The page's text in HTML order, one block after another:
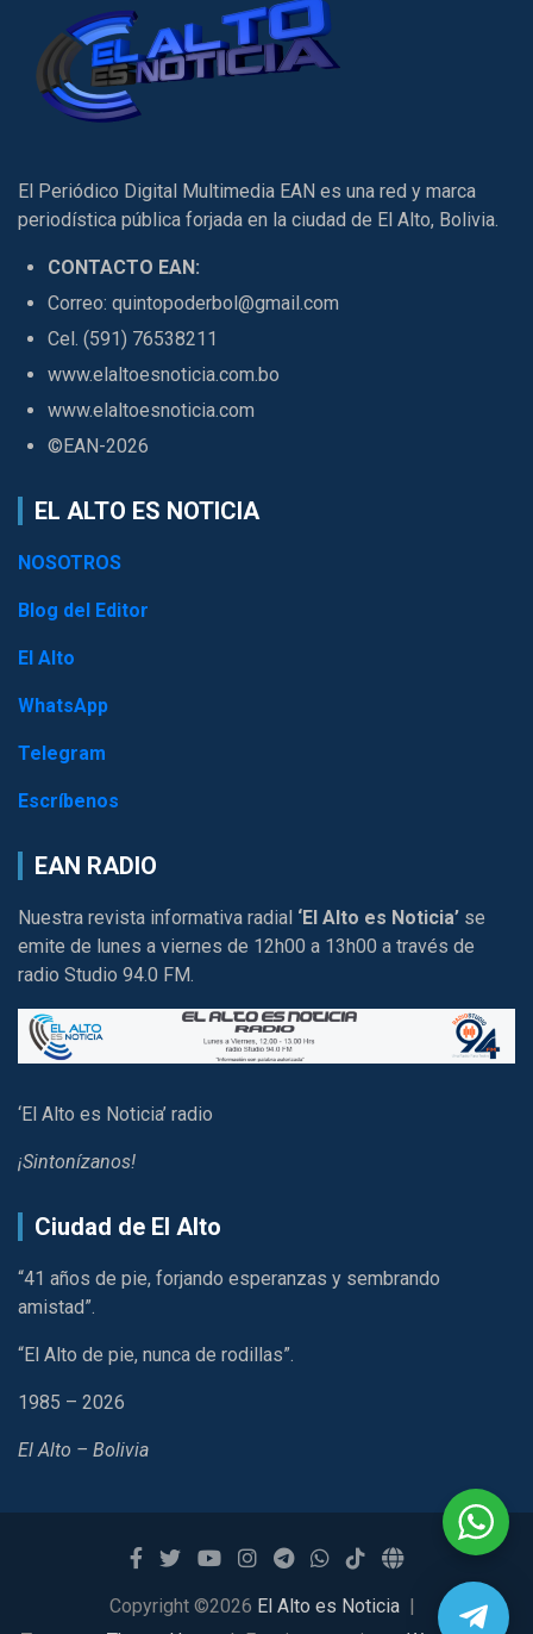
El Periódico Digital Multimedia EAN es una red y marca
periodística pública forjada en la ciudad de El Alto, Bolivia.
CONTACTO EAN:
Correo: quintopoderbol@gmail.com
Cel. (591) 76538211
www.elaltoesnoticia.com.bo
www.elaltoesnoticia.com
©EAN-2026
EL ALTO ES NOTICIA
NOSOTROS
Blog del Editor
El Alto
WhatsApp
Telegram
Escríbenos
EAN RADIO
Nuestra revista informativa radial ‘El Alto es Noticia’ se
emite de lunes a viernes de 12h00 a 13h00 a través de
radio Studio 94.0 FM.
‘El Alto es Noticia’ radio
¡Sintonízanos!
Ciudad de El Alto
“41 años de pie, forjando esperanzas y sembrando
amistad”.
“El Alto de pie, nunca de rodillas”.
1985 – 2026
El Alto – Bolivia
Copyright ©2026 El Alto es Noticia